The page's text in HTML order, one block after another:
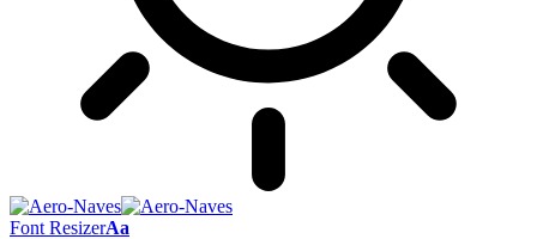
Font ResizerAa